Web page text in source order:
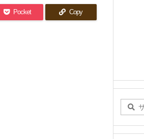
Pocket Copy